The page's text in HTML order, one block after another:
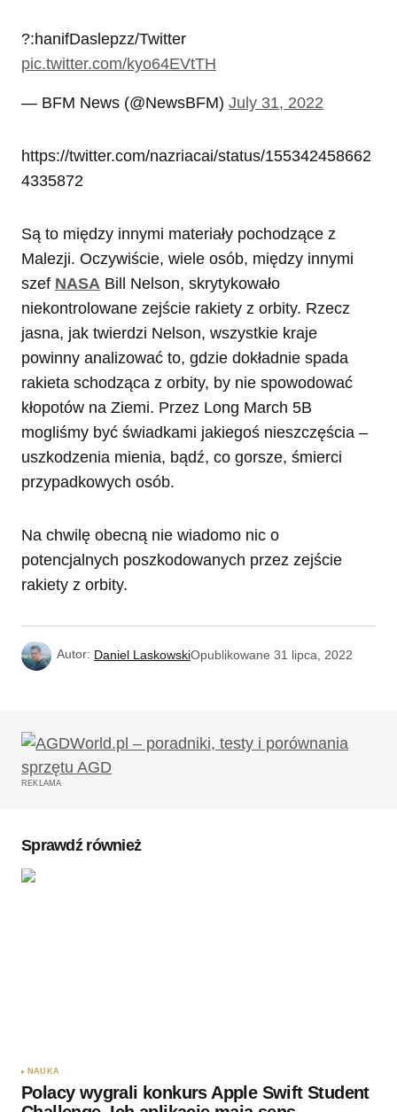
?:hanifDaslepzz/Twitter
pic.twitter.com/kyo64EVtTH
— BFM News (@NewsBFM) July 31, 2022
https://twitter.com/nazriacai/status/155342458662
4335872
Są to między innymi materiały pochodzące z
Malezji. Oczywiście, wiele osób, między innymi
szef NASA Bill Nelson, skrytykowało
niekontrolowane zejście rakiety z orbity. Rzecz
jasna, jak twierdzi Nelson, wszystkie kraje
powinny analizować to, gdzie dokładnie spada
rakieta schodząca z orbity, by nie spowodować
kłopotów na Ziemi. Przez Long March 5B
mogliśmy być świadkami jakiegoś nieszczęścia –
uszkodzenia mienia, bądź, co gorsze, śmierci
przypadkowych osób.
Na chwilę obecną nie wiadomo nic o
potencjalnych poszkodowanych przez zejście
rakiety z orbity.
Autor: Daniel LaskowskiOpublikowane 31 lipca, 2022
REKLAMA
Sprawdź również
NAUKA
Polacy wygrali konkurs Apple Swift Student